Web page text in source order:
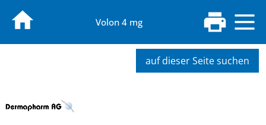
Volon 4 mg
auf dieser Seite suchen